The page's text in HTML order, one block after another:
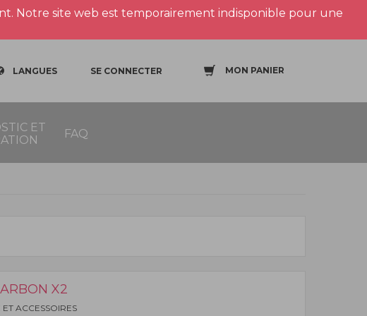
Notre site web est temporairement indisponible pour une
LANGUES SE CONNECTER MON PANIER
ET
FAQ
X2
ACCESSOIRES